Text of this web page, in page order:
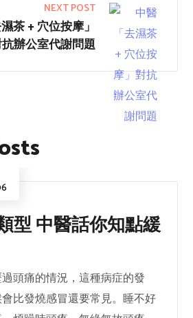
NEXT POST
茶 + 穴位按摩」
辦公室代謝問題
型 中醫話你知點緩
頭痛的情況，這種病症的發
比發燒感冒還要常見。睡不好